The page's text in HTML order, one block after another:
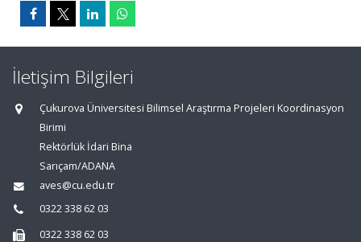
İletişim Bilgileri
Çukurova Üniversitesi Bilimsel Araştırma Projeleri Koordinasyon
Birimi
Rektörlük İdari Bina
Sarıçam/ADANA
aves@cu.edu.tr
0322 338 62 03
0322 338 62 03